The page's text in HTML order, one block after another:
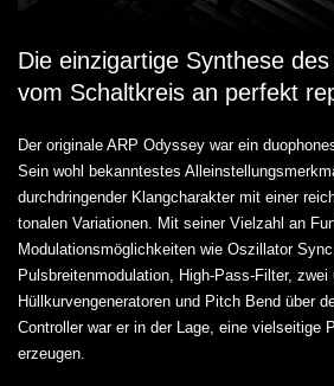
Die einzigartige Synthese
vom Schaltkreis an perfekt
Der originale ARP Odyssey war ein
Sein wohl bekanntestes
durchdringender Klangcharakter mit einer
tonalen Variationen. Mit seiner Vielzahl an
Modulationsmöglichkeiten wie Oszillator
Pulsbreitenmodulation, High-Pass-Filter,
Hüllkurvengeneratoren und Pitch Bend über
Controller war er in der Lage, eine vielseitige
erzeugen.